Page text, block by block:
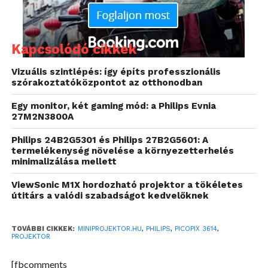
a kezünkbe. A fedlapot a touchpad uralja, ezzel
kényelmesen irányíthatjuk a készüléket abban az
esetben, ha olyan menüpontban járunk épp –
például egy webböngésző – melyben a távirányító
túlságosan körülményesnek hat. A felület fölött a
már jól ismert androidos vezérlőgombokkal
találkozunk, így a kezdőképernyőre is eljuthatunk,
illetve egy érintésre megtekinthetjük az opciókat,
vagy épp elhagyhatjuk a menüpontot. A fedlapon
ezen túl a fókuszállításra szolgáló tekerővel, illetve,
egy kis használat után még a saját
ujjlenyomatunkkal is farkasszemet nézhetünk, hála
a fényes fekete bevonatnak.
Kapcsolódó cikkek
Vizuális szintlépés: így építs professzionális
szórakoztatóközpontot az otthonodban
Egy monitor, két gaming mód: a Philips Evnia
27M2N3800A
Philips 24B2G5301 és Philips 27B2G5601: A
termelékenység növelése a környezetterhelés
minimalizálása mellett
ViewSonic M1X hordozható projektor a tökéletes
útitárs a valódi szabadságot kedvelőknek
TOVÁBBI CIKKEK: MINIPROJEKTOR.HU, PHILIPS, PICOPIX 3614,
PROJEKTOR
[fbcomments